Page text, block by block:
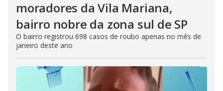
moradores da Vila Mariana,
bairro nobre da zona sul de SP
O bairro registrou 698 casos de roubo apenas no mês de
janeiro deste ano